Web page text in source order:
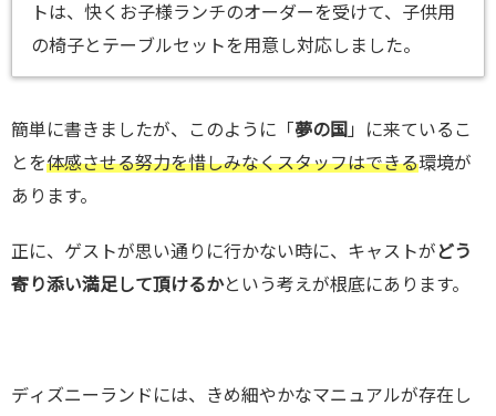
トは、快くお子様ランチのオーダーを受けて、子供用
の椅子とテーブルセットを用意し対応しました。
簡単に書きましたが、このように「夢の国 」に来ているこ
とを体感させる努力を惜しみなくスタッフはできる環境が
あります。
正に、ゲストが思い通りに行かない時に、キャストが どう
寄り添い満足して頂けるかという考えが根底にあります。
ディズニーランドには、きめ細やかなマニュアルが存在し